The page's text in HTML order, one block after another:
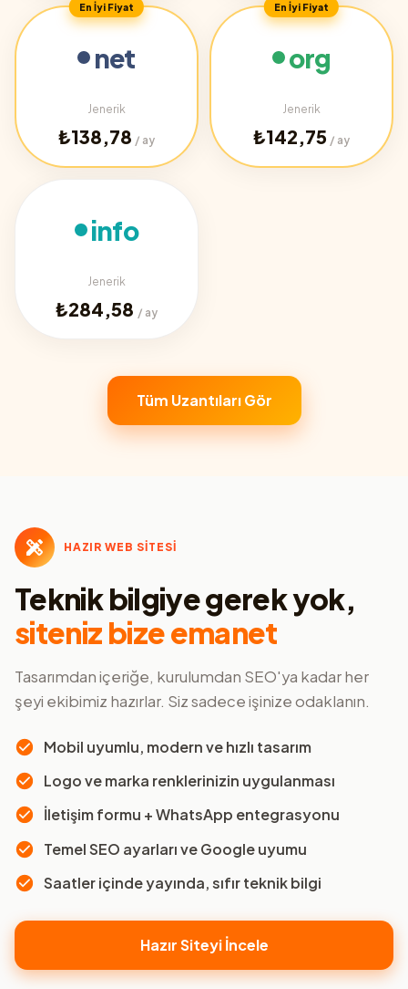
En İyi Fiyat
net
Jenerik
₺138,78 / ay
En İyi Fiyat
org
Jenerik
₺142,75 / ay
info
Jenerik
₺284,58 / ay
Tüm Uzantıları Gör
HAZIR WEB SİTESİ
Teknik bilgiye gerek yok,
siteniz bize emanet
Tasarımdan içeriğe, kurulumdan SEO'ya kadar her
şeyi ekibimiz hazırlar. Siz sadece işinize odaklanın.
Mobil uyumlu, modern ve hızlı tasarım
Logo ve marka renklerinizin uygulanması
İletişim formu + WhatsApp entegrasyonu
Temel SEO ayarları ve Google uyumu
Saatler içinde yayında, sıfır teknik bilgi
Hazır Siteyi İncele